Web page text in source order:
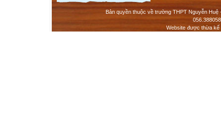
Bản quyền thuộc về trường THPT Nguyễn
Website được thừa